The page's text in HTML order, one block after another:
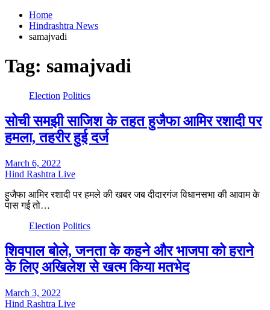
Home
Hindrashtra News
samajvadi
Tag: samajvadi
Election Politics
सोची समझी साजिश के तहत हुजैफा आमिर रशादी पर
हमला, तहरीर हुई दर्ज
March 6, 2022
Hind Rashtra Live
हुजैफा आमिर रशादी पर हमले की खबर जब दीदारगंज विधानसभा की आवाम के
पास गई तो…
Election Politics
शिवपाल बोले, जनता के कहने और भाजपा को हराने
के लिए अखिलेश से खत्म किया मतभेद
March 3, 2022
Hind Rashtra Live